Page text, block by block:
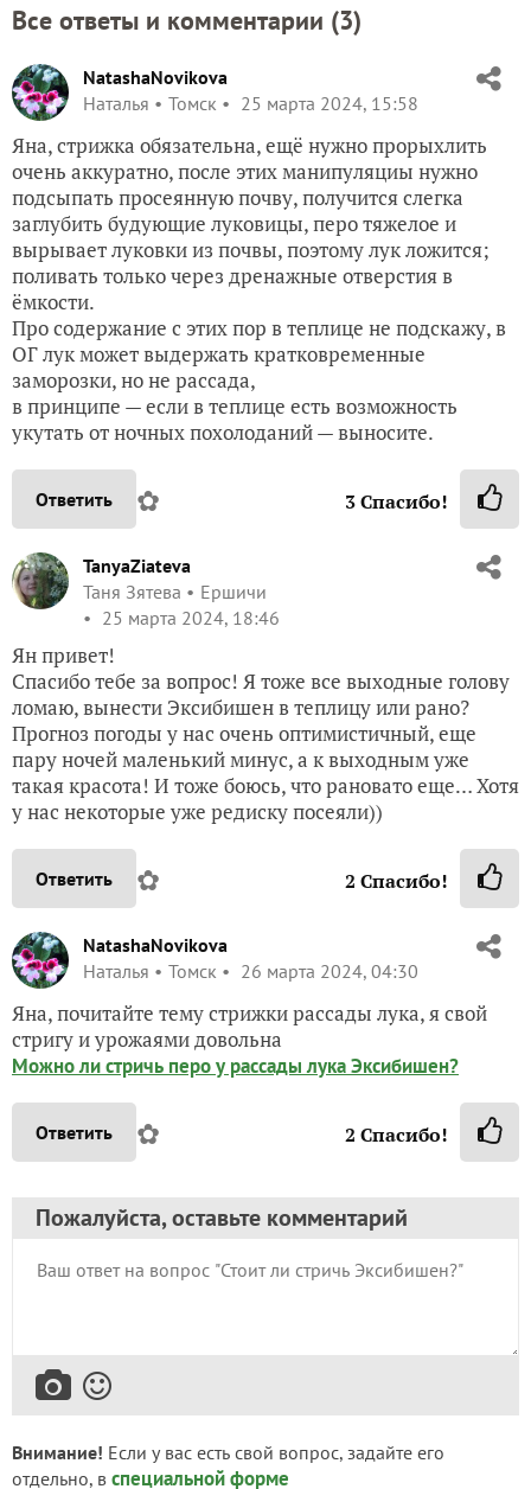
Все ответы и комментарии (3)
NatashaNovikova
Наталья
Томск 25 марта 2024, 15:58
Яна, стрижка обязательна, ещё нужно прорыхлить
очень аккуратно, после этих манипуляциы нужно
подсыпать просеянную почву, получится слегка
заглубить будующие луковицы, перо тяжелое и
вырывает луковки из почвы, поэтому лук ложится;
поливать только через дренажные отверстия в
ёмкости.
Про содержание с этих пор в теплице не подскажу, в
ОГ лук может выдержать кратковременные
заморозки, но не рассада,
в принципе — если в теплице есть возможность
укутать от ночных похолоданий — выносите.
Ответить ✿ 3Спасибо!
TanyaZiateva
Таня Зятева
Ершичи
25 марта 2024, 18:46
Ян привет!
Спасибо тебе за вопрос! Я тоже все выходные голову
ломаю, вынести Эксибишен в теплицу или рано?
Прогноз погоды у нас очень оптимистичный, еще
пару ночей маленький минус, а к выходным уже
такая красота! И тоже боюсь, что рановато еще… Хотя
у нас некоторые уже редиску посеяли))
Ответить ✿ 2 Спасибо!
NatashaNovikova
Наталья
Томск 26 марта 2024, 04:30
Яна, почитайте тему стрижки рассады лука, я свой
стригу и урожаями довольна
Можно ли стричь перо у рассады лука Эксибишен?
Ответить ✿ 2 Спасибо!
Пожалуйста, оставьте комментарий
Внимание! Если у вас есть свой вопрос, задайте его
отдельно, в специальной форме